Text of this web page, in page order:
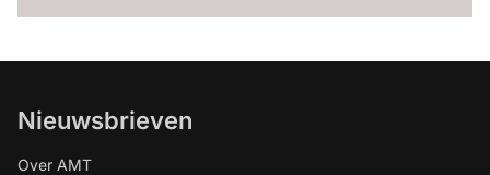
Nieuwsbrieven
Over AMT